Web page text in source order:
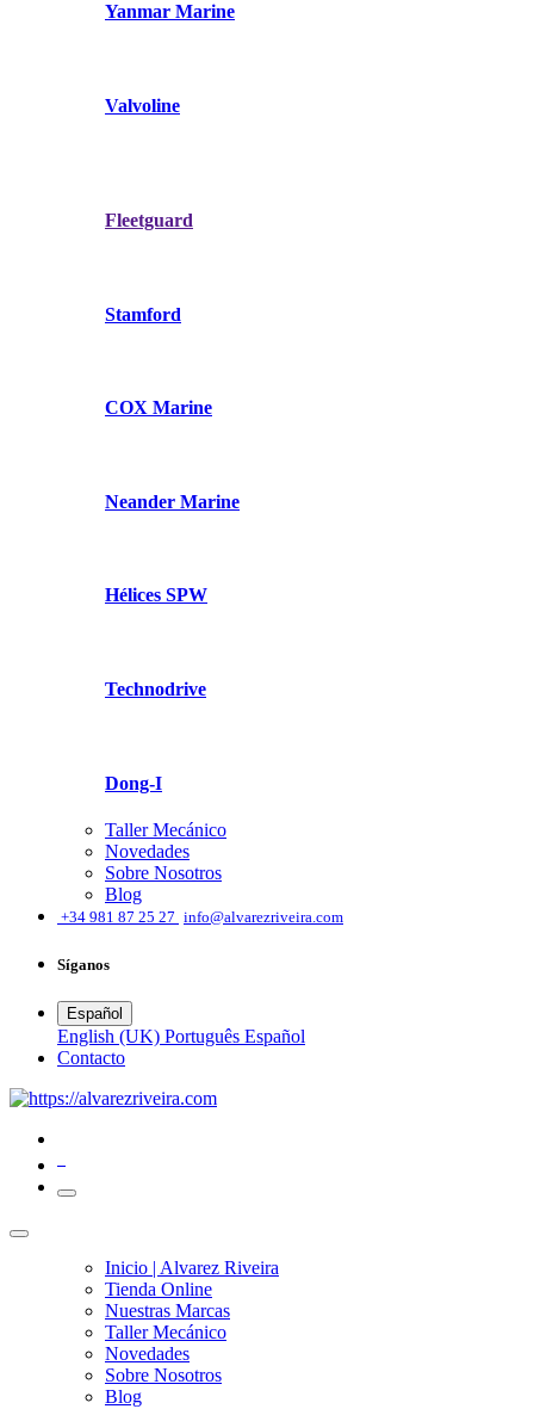
Yanmar Marine
Valvoline
Fleetguard
Stamford
COX Marine
Neander Marine
Hélices SPW
Technodrive
Dong-I
Taller Mecánico
Novedades
Sobre Nosotros
Blog
+34 981 87 25 27 info@alvarezriveira.com
Síganos
Español
English (UK) Português Español
​Contacto
Inicio | Alvarez Riveira
Tienda Online
Nuestras Marcas
Taller Mecánico
Novedades
Sobre Nosotros
Blog